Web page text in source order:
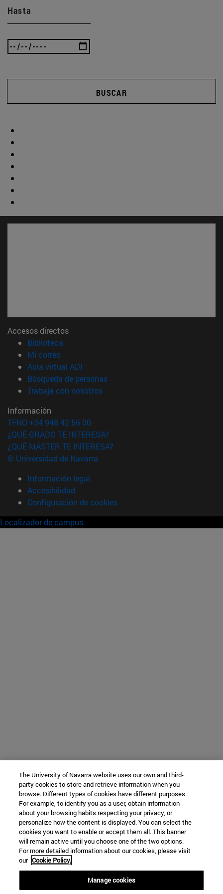
Hasta
BUSCAR
Accesos directos
Biblioteca
Mi correo(abre en nueva ventana)
Aula virtual ADI
Búsqueda de personas(abre en nueva ventana)
Trabaja con nosotros(abre en nueva ventana)
Información
TFNO +34 948 42 56 00
¿QUÉ GRADO TE INTERESA?
¿QUÉ MÁSTER TE INTERESA?
© Universidad de Navarra
Información legal
Accesibilidad
Configuración de cookies
Localizador de campus
The University of Navarra website uses our own and third-
party cookies to store and retrieve information when you
browse. Different types of cookies have different purposes.
For example, to identify you as a user, obtain information
about your browsing habits respecting your privacy, or
personalize how the content is displayed. You can select the
cookies you want to enable or accept them all. This banner
will remain active until you choose one of the two options.
For more detailed information about our cookies, please visit
our Cookie Policy.
Manage cookies